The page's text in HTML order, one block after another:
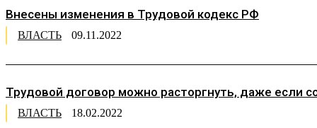
Внесены изменения в Трудовой кодекс РФ
ВЛАСТЬ 09.11.2022
Трудовой договор можно расторгнуть, даже если
ВЛАСТЬ 18.02.2022